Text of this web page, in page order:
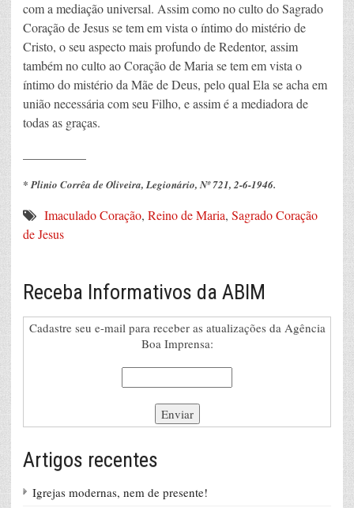
com a mediação universal. Assim como no culto do Sagrado
Coração de Jesus se tem em vista o íntimo do mistério de
Cristo, o seu aspecto mais profundo de Redentor, assim
também no culto ao Coração de Maria se tem em vista o
íntimo do mistério da Mãe de Deus, pelo qual Ela se acha em
união necessária com seu Filho, e assim é a mediadora de
todas as graças.
* Plinio Corrêa de Oliveira, Legionário, Nº 721, 2-6-1946.
Imaculado Coração, Reino de Maria, Sagrado Coração
de Jesus
Receba Informativos da ABIM
Cadastre seu e-mail para receber as atualizações da Agência
Boa Imprensa:
Artigos recentes
Igrejas modernas, nem de presente!